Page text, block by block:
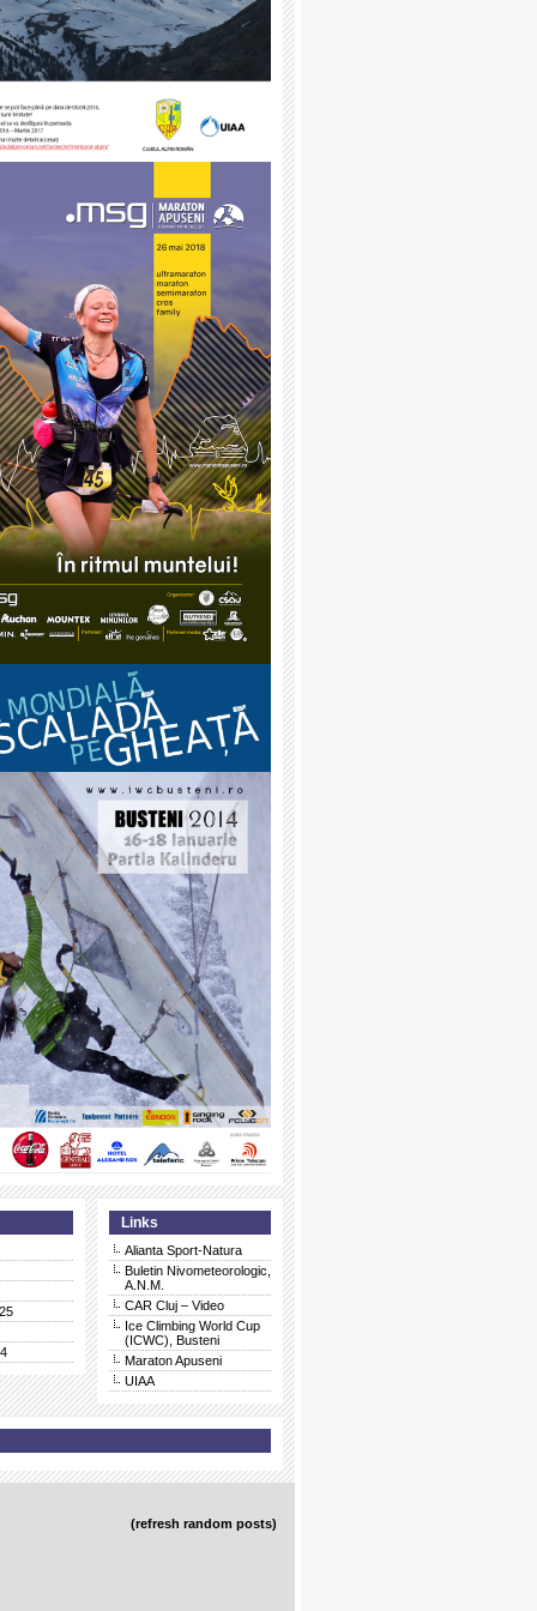
Links
Alianta Sport-Natura
Buletin Nivometeorologic,
A.N.M.
CAR Cluj – Video
Ice Climbing World Cup
(ICWC), Busteni
Maraton Apuseni
UIAA
(refresh random posts)